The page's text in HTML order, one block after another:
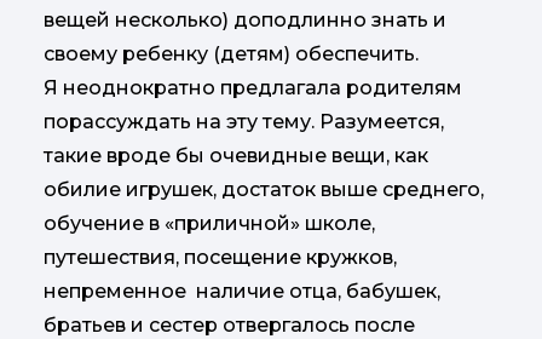
вещей несколько) доподлинно знать и
своему ребенку (детям) обеспечить.
Я неоднократно предлагала родителям
порассуждать на эту тему. Разумеется,
такие вроде бы очевидные вещи, как
обилие игрушек, достаток выше среднего,
обучение в «приличной» школе,
путешествия, посещение кружков,
непременное наличие отца, бабушек,
братьев и сестер отвергалось после